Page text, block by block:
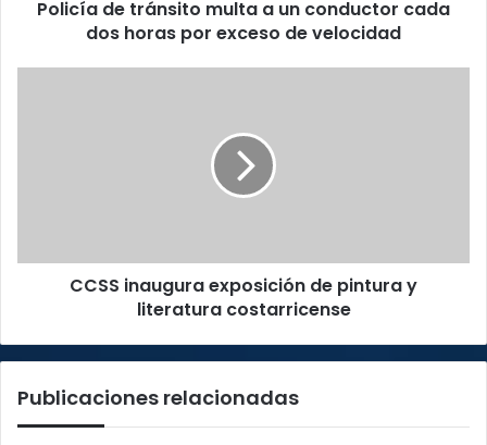
horasPolicía de tránsito multa a un conductor cada
dos horas por exceso de velocidad
CCSS inaugura exposición de pintura y
literatura costarricense
Publicaciones relacionadas